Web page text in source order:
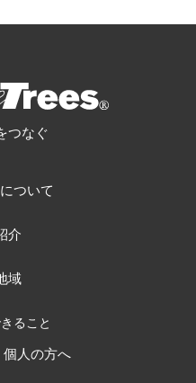
つなぐ
ついて
介
域
ること
個人の方へ